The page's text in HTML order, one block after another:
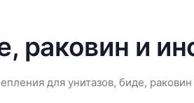
раковин и
для унитазов, биде,